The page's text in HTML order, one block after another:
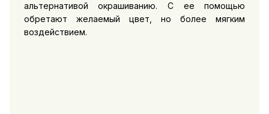
альтернативой окрашиванию. С ее помощью
обретают желаемый цвет, но более мягким
воздействием.